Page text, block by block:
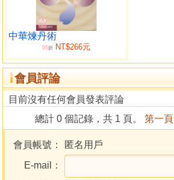
中華煉丹術
95折 NT$266元
會員評論
目前沒有任何會員發表評論
總計 0 個記錄，共 1 頁。 第一頁
會員帳號：
匿名用戶
E-mail：